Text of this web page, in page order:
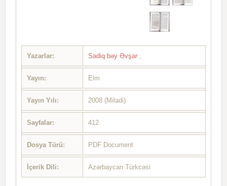
Yazarlar: Sadiq bəy Əvşar
Yayın: Elm
Yayın Yılı: 2008 (Miladi)
Sayfalar: 412
Dosya Türü: PDF Document
İçerik Dili: Azərbaycan Türkcəsi